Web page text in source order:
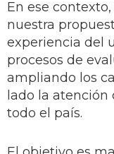
En ese
nuestra
experiencia del
procesos de
ampliando los
lado la atención
todo el país.